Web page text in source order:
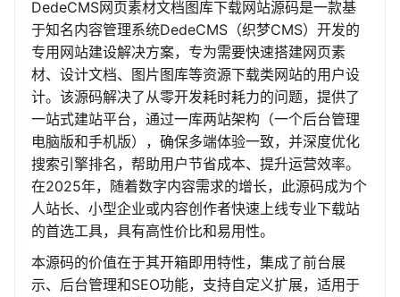
DedeCMS网页素材文档图库下载网站源码是一款基
于知名内容管理系统DedeCMS（织梦CMS）开发的
专用网站建设解决方案，专为需要快速搭建网页素
材、设计文档、图片图库等资源下载类网站的用户设
计。该源码解决了从零开发耗时耗力的问题，提供了
一站式建站平台，通过一库两站架构（一个后台管理
电脑版和手机版），确保多端体验一致，并深度优化
搜索引擎排名，帮助用户节省成本、提升运营效率。
在2025年，随着数字内容需求的增长，此源码成为个
人站长、小型企业或内容创作者快速上线专业下载站
的首选工具，具有高性价比和易用性。
本源码的价值在于其开箱即用特性，集成了前台展
示、后台管理和SEO功能，支持自定义扩展，适用于